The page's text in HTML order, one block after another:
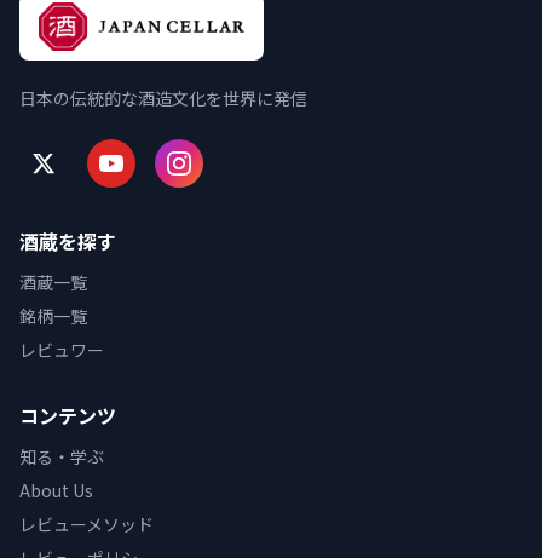
日本の伝統的な酒造文化を世界に発信
酒蔵を探す
酒蔵一覧
銘柄一覧
レビュワー
コンテンツ
知る・学ぶ
About Us
レビューメソッド